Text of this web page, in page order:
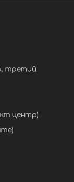
третий
центр)